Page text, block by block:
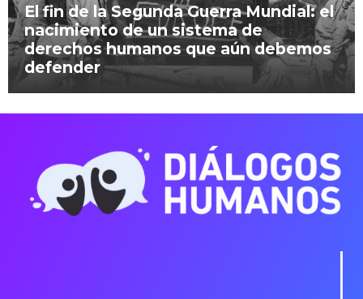
El fin de la Segunda Guerra Mundial: el
nacimiento de un sistema de
derechos humanos que aún debemos
defender